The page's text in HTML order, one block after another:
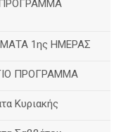
1ης ΗΜΕΡΑΣ
ΠΡΟΓΡΑΜΜΑ
Κυριακής